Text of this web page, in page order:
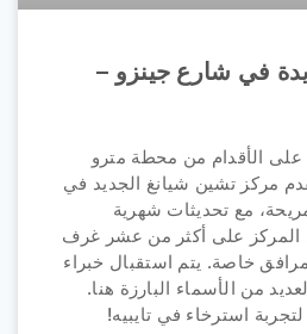
في شارع جينزو –
الأقدام من محطة مترو
مركز تشين شيانغ الجديد في
مع تحديثات شهرية
المركز على أكثر من عشر غرف
خاصة. يتم استقبال خبراء
من الأسماء البارزة هنا.
استرخاء في تايبيه!